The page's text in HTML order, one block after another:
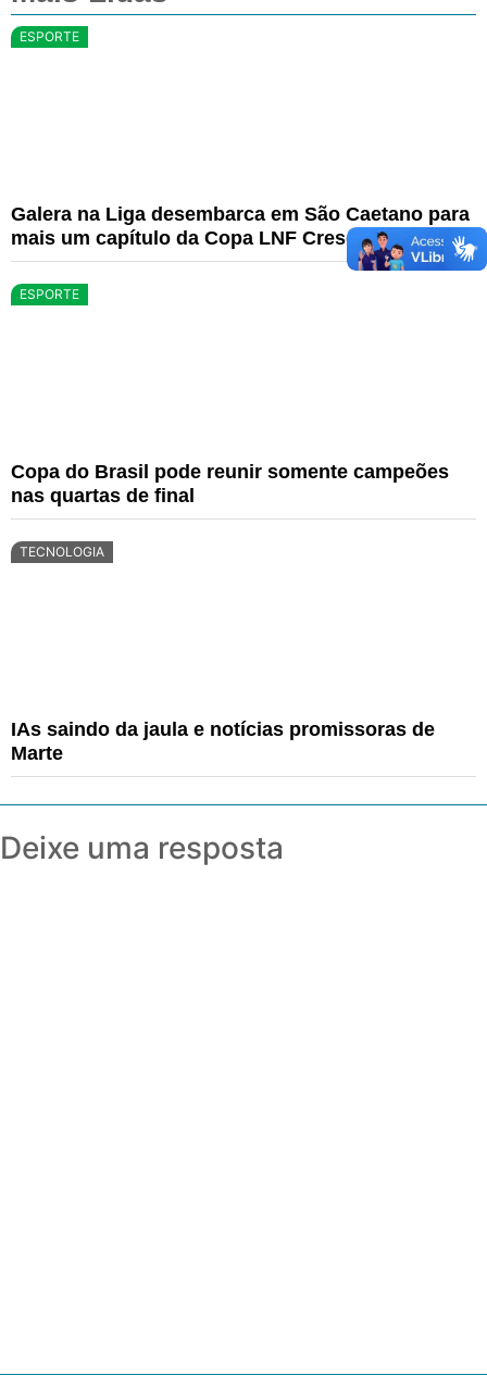
ESPORTE
Galera na Liga desembarca em São Caetano para
mais um capítulo da Copa LNF Cresol – LNF
ESPORTE
Copa do Brasil pode reunir somente campeões
nas quartas de final
TECNOLOGIA
IAs saindo da jaula e notícias promissoras de
Marte
Deixe uma resposta